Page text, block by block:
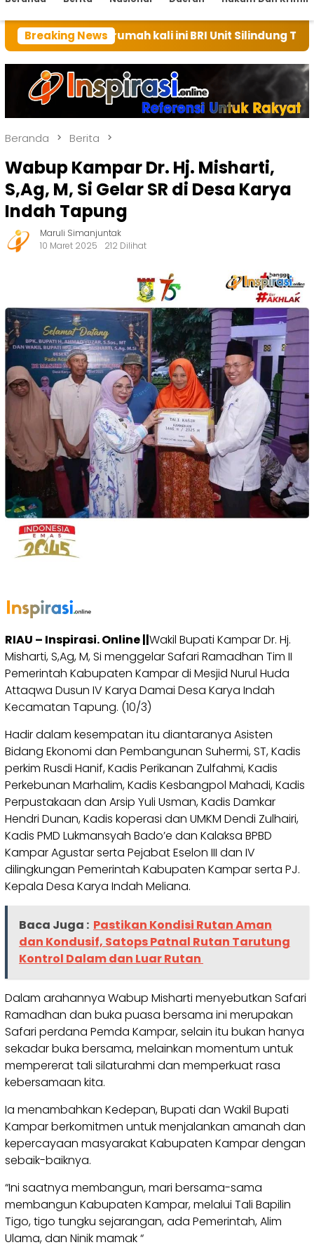
Breaking News
rumah kali ini BRI Unit Silindung Tarutung Ingatkan
Beranda Berita
Wabup Kampar Dr. Hj. Misharti,
S,Ag, M, Si Gelar SR di Desa Karya
Indah Tapung
Maruli Simanjuntak
10 Maret 2025
212 Dilihat
RIAU – Inspirasi. Online ||Wakil Bupati Kampar Dr. Hj.
Misharti, S,Ag, M, Si menggelar Safari Ramadhan Tim II
Pemerintah Kabupaten Kampar di Mesjid Nurul Huda
Attaqwa Dusun IV Karya Damai Desa Karya Indah
Kecamatan Tapung. (10/3)
Hadir dalam kesempatan itu diantaranya Asisten
Bidang Ekonomi dan Pembangunan Suhermi, ST, Kadis
perkim Rusdi Hanif, Kadis Perikanan Zulfahmi, Kadis
Perkebunan Marhalim, Kadis Kesbangpol Mahadi, Kadis
Perpustakaan dan Arsip Yuli Usman, Kadis Damkar
Hendri Dunan, Kadis koperasi dan UMKM Dendi Zulhairi,
Kadis PMD Lukmansyah Bado’e dan Kalaksa BPBD
Kampar Agustar serta Pejabat Eselon III dan IV
dilingkungan Pemerintah Kabupaten Kampar serta PJ.
Kepala Desa Karya Indah Meliana.
Baca Juga : Pastikan Kondisi Rutan Aman
dan Kondusif, Satops Patnal Rutan Tarutung
Kontrol Dalam dan Luar Rutan
Dalam arahannya Wabup Misharti menyebutkan Safari
Ramadhan dan buka puasa bersama ini merupakan
Safari perdana Pemda Kampar, selain itu bukan hanya
sekadar buka bersama, melainkan momentum untuk
mempererat tali silaturahmi dan memperkuat rasa
kebersamaan kita.
Ia menambahkan Kedepan, Bupati dan Wakil Bupati
Kampar berkomitmen untuk menjalankan amanah dan
kepercayaan masyarakat Kabupaten Kampar dengan
sebaik-baiknya.
“Ini saatnya membangun, mari bersama-sama
membangun Kabupaten Kampar, melalui Tali Bapilin
Tigo, tigo tungku sejarangan, ada Pemerintah, Alim
Ulama, dan Ninik mamak “